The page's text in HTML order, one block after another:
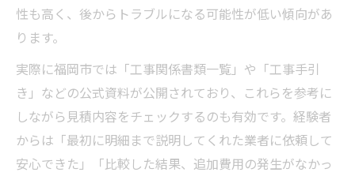
性も高く、後からトラブルになる可能性が低い傾向があ
ります。
実際に福岡市では「工事関係書類一覧」や「工事手引
き」などの公式資料が公開されており、これらを参考に
しながら見積内容をチェックするのも有効です。経験者
からは「最初に明細まで説明してくれた業者に依頼して
安心できた」「比較した結果、追加費用の発生がなかっ